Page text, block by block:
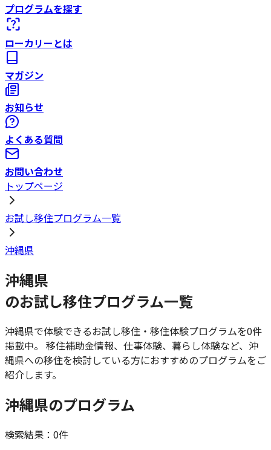
プログラムを探す
ローカリーとは
マガジン
お知らせ
よくある質問
お問い合わせ
トップページ
お試し移住プログラム一覧
沖縄県
沖縄県
のお試し移住プログラム一覧
沖縄県で体験できるお試し移住・移住体験プログラムを0件
掲載中。 移住補助金情報、仕事体験、暮らし体験など、 沖
縄県への移住を検討している方におすすめのプログラムをご
紹介します。
沖縄県のプログラム
検索結果： 0件